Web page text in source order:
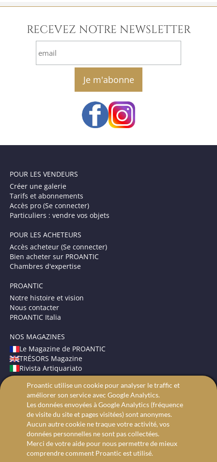
RECEVEZ NOTRE NEWSLETTER
email
POUR LES VENDEURS
Créer une galerie
Tarifs et abonnements
Accès pro (Se connecter)
Particuliers : vendre vos objets
POUR LES ACHETEURS
Accès acheteur (Se connecter)
Bien acheter sur PROANTIC
Chambres d'expertise
PROANTIC
Notre histoire et vision
Nous contacter
PROANTIC Italia
NOS MAGAZINES
Le Magazine de PROANTIC
TRÉSORS Magazine
Rivista Artiquariato
CONDITIONS GÉNÉRALES
Mentions légales
Protection des données
Recherche avancée
Proantic utilise un cookie pour analyser le traffic et
améliorer son service avec Google Analytics.
Les données envoyées à Google Analytics (fréquence
de visite du site et pages visitées) sont anonymes.
Aucun autre cookie ne traque votre activité, vos
données personnelles ne sont pas collectées.
Merci de votre aide pour nous permettre de mieux
comprendre comment Proantic est utilisé.